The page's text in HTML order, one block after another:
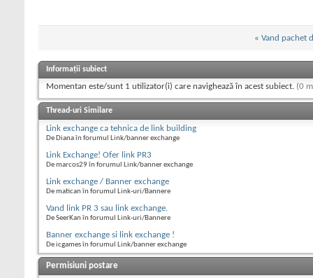
« Vand pachet
Informații subiect
Momentan este/sunt 1 utilizator(i) care navighează în acest subiect. (0
Thread-uri Similare
Link exchange ca tehnica de link building
De Diana în forumul Link/banner exchange
Link Exchange! Ofer link PR3
De marcos29 în forumul Link/banner exchange
Link exchange / Banner exchange
De matican în forumul Link-uri/Bannere
Vand link PR 3 sau link exchange.
De SeerKan în forumul Link-uri/Bannere
Banner exchange si link exchange !
De icgames în forumul Link/banner exchange
Permisiuni postare